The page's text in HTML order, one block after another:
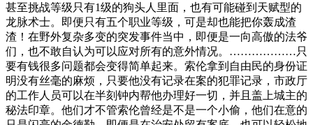
甚至挑战等级只有1级的狗头人里面，也有可能碰到天赋型的
龙脉术士。即便只有五个职业等级，可是却也能把你轰成渣
渣！在野外复杂多变的突发事件当中，即便是一向高傲的法爷
们，也不敢自认为可以应对所有的意外情况。………………只
要有钱很多问题都会变得简单起来。索伦拿到自由民的身份证
明没有丝毫的麻烦，只要他没有记录在案的犯罪记录，市政厅
的工作人员可以在半刻钟内帮他办理好一切，并且盖上城主的
秘法印章。他们才不管索伦曾经是不是一个小偷，他们在意的